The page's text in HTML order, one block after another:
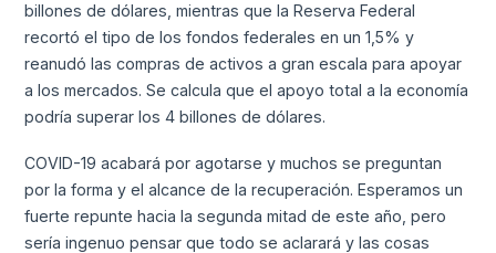
billones de dólares, mientras que la Reserva Federal
recortó el tipo de los fondos federales en un 1,5% y
reanudó las compras de activos a gran escala para apoyar
a los mercados. Se calcula que el apoyo total a la economía
podría superar los 4 billones de dólares.
COVID-19 acabará por agotarse y muchos se preguntan
por la forma y el alcance de la recuperación. Esperamos un
fuerte repunte hacia la segunda mitad de este año, pero
sería ingenuo pensar que todo se aclarará y las cosas